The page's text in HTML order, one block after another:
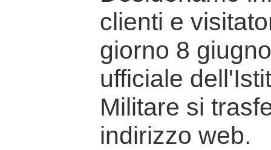
clienti e
giorno 8
ufficiale
Militare si
indirizzo web.